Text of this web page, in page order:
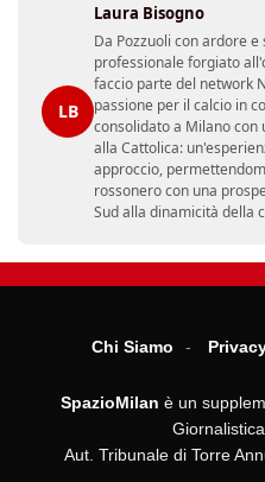
LB
Laura Bisogno
Da Pozzuoli con ardore
professionale forgiato
faccio parte del network
passione per il calcio in
consolidato a Milano
alla Cattolica:
approccio,
rossonero con una
Sud alla dinamicità della
Chi Siamo
SpazioMilan è un
Aut. Tribunale di Torre